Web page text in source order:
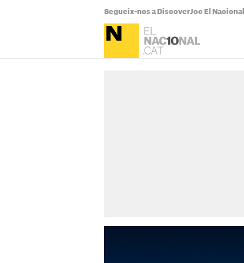
Segueix-nos a DiscoverJoc El Nacional